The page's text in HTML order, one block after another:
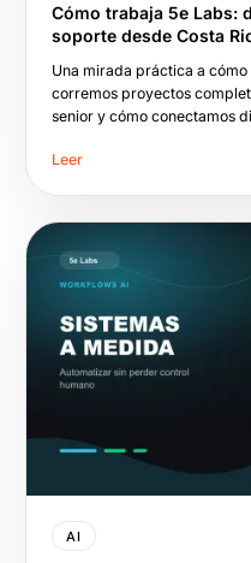
Cómo trabaja 5e Labs:
soporte desde Costa
Una mirada práctica a
corremos proyectos
senior y cómo conectamos
Leer
AI